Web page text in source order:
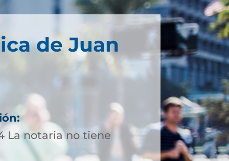
de Juan
La notaria no tiene